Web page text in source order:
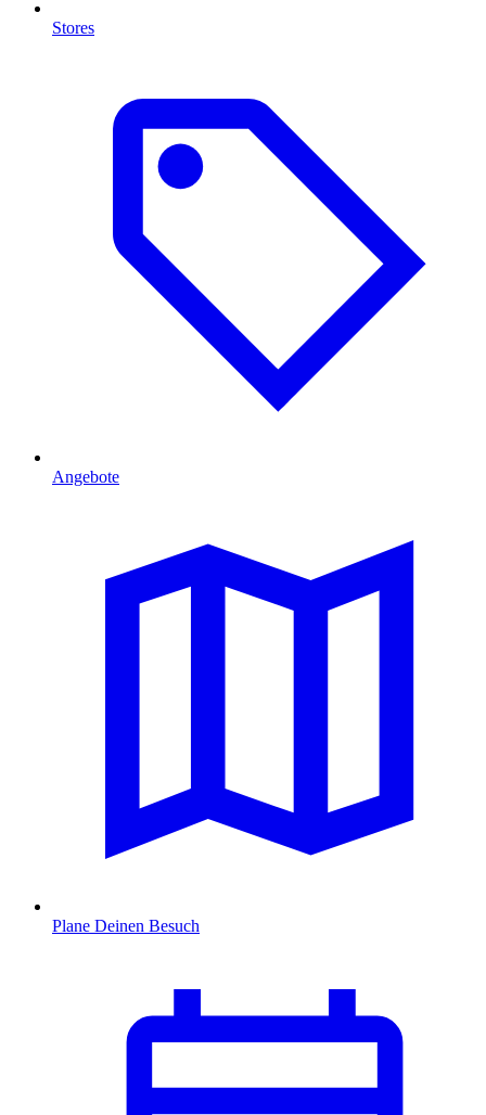
Stores
Angebote
Plane Deinen Besuch